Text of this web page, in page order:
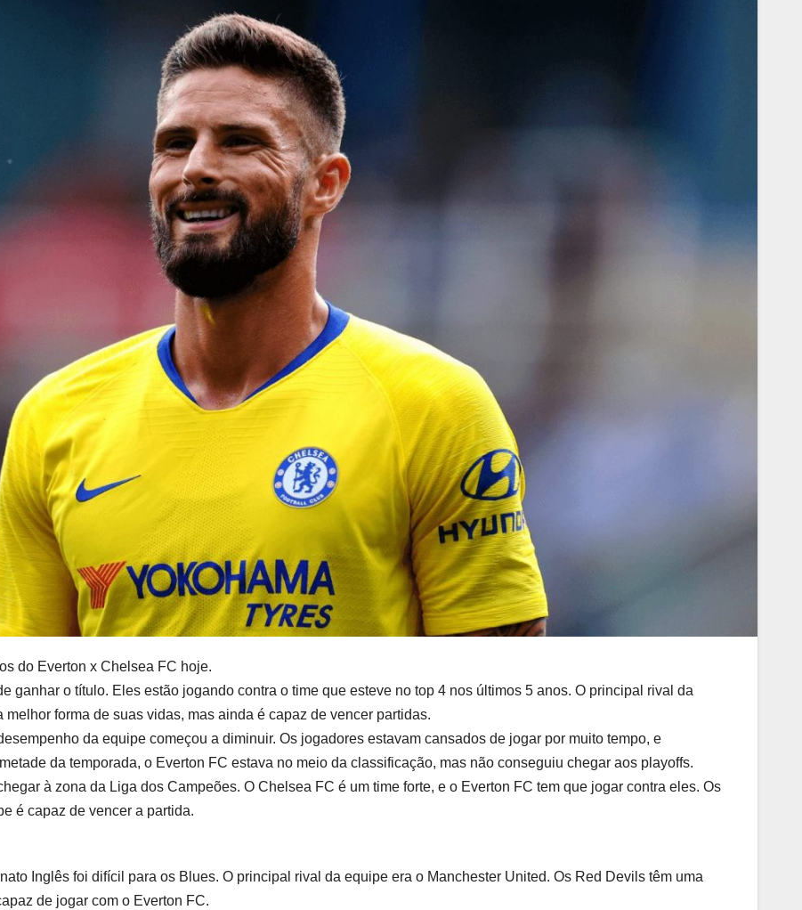
do Everton x Chelsea FC hoje.
ganhar o título. Eles estão jogando contra o time que esteve no top 4 nos últimos 5 anos. O principal rival da
forma de suas vidas, mas ainda é capaz de vencer partidas.
da equipe começou a diminuir. Os jogadores estavam cansados de jogar por muito tempo, e
da temporada, o Everton FC estava no meio da classificação, mas não conseguiu chegar aos playoffs.
à zona da Liga dos Campeões. O Chelsea FC é um time forte, e o Everton FC tem que jogar contra eles. Os
é capaz de vencer a partida.
Inglês foi difícil para os Blues. O principal rival da equipe era o Manchester United. Os Red Devils têm uma
de jogar com o Everton FC.